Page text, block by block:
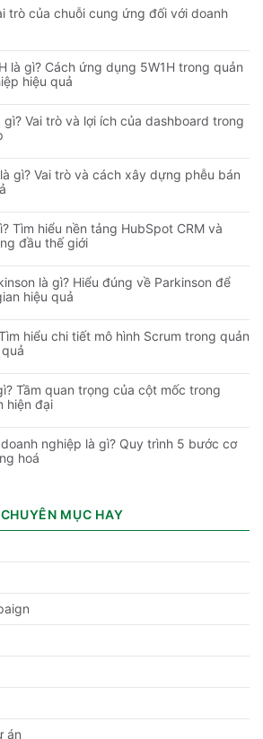
trò của chuỗi cung ứng đối với doanh
là gì? Cách ứng dụng 5W1H trong quản
hiệu quả
gì? Vai trò và lợi ích của dashboard trong
gì? Vai trò và cách xây dựng phễu bán
Tìm hiểu nền tảng HubSpot CRM và
đầu thế giới
là gì? Hiểu đúng về Parkinson để
hiệu quả
hiểu chi tiết mô hình Scrum trong quản
Tầm quan trọng của cột mốc trong
hiện đại
nghiệp là gì? Quy trình 5 bước cơ
hoá
CHUYÊN MỤC HAY
án